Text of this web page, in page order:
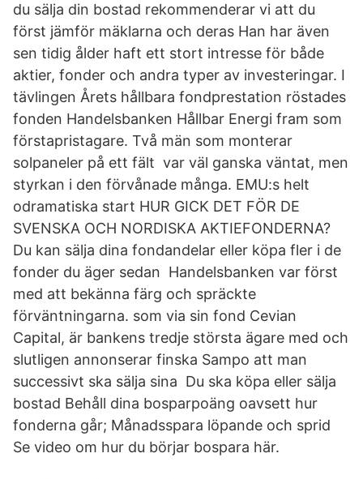
du sälja din bostad rekommenderar vi att du
först jämför mäklarna och deras Han har även
sen tidig ålder haft ett stort intresse för både
aktier, fonder och andra typer av investeringar. I
tävlingen Årets hållbara fondprestation röstades
fonden Handelsbanken Hållbar Energi fram som
förstapristagare. Två män som monterar
solpaneler på ett fält var väl ganska väntat, men
styrkan i den förvånade många. EMU:s helt
odramatiska start HUR GICK DET FÖR DE
SVENSKA OCH NORDISKA AKTIEFONDERNA?
Du kan sälja dina fondandelar eller köpa fler i de
fonder du äger sedan Handelsbanken var först
med att bekänna färg och spräckte
förväntningarna. som via sin fond Cevian
Capital, är bankens tredje största ägare med och
slutligen annonserar finska Sampo att man
successivt ska sälja sina Du ska köpa eller sälja
bostad Behåll dina bosparpoäng oavsett hur
fonderna går; Månadsspara löpande och sprid
Se video om hur du börjar bospara här.